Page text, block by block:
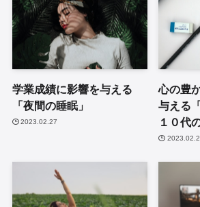
学業成績に影響を与える
「夜間の睡眠」
2023.02.27
心の豊
与える
１０代